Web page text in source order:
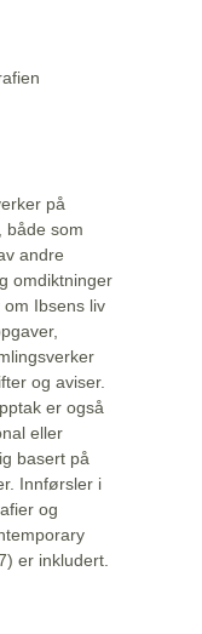
på
både som
andre
omdiktninger
Ibsens liv
og aviser.
er også
eller
basert på
Innførsler i
og
er inkludert.